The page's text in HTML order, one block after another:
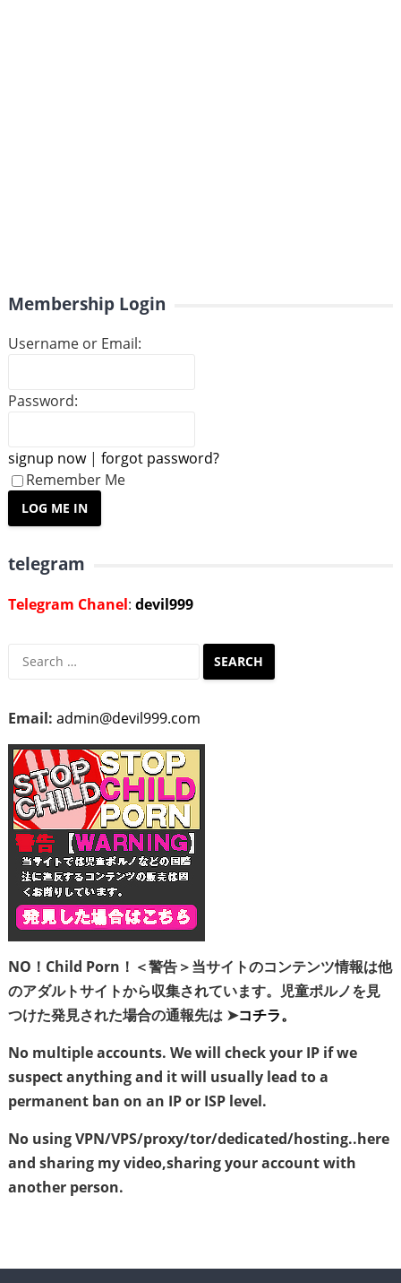
Membership Login
Username or Email:
Password:
signup now| forgot password?
Remember Me
telegram
Telegram Chanel: devil999
Search
Email: admin@devil999.com
NO！Child Porn！＜警告＞当サイトのコンテンツ情報は他
のアダルトサイトから収集されています。児童ポルノを見
つけた発見された場合の通報先は ➤コチラ。
No multiple accounts. We will check your IP if we
suspect anything and it will usually lead to a
permanent ban on an IP or ISP level.
No using VPN/VPS/proxy/tor/dedicated/hosting..here
and sharing my video,sharing your account with
another person.